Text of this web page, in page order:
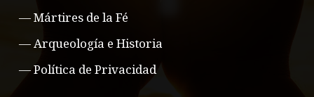
—Mártires de la Fé
—Arqueología e Historia
—Política de Privacidad